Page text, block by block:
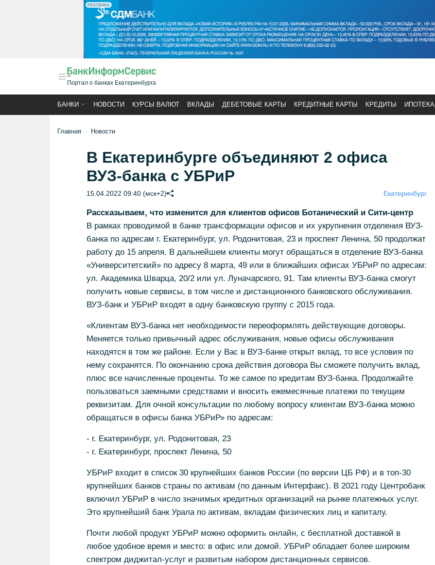
РЕКЛАМА
Портал о банках Екатеринбурга
БАНКИ НОВОСТИ КУРСЫ ВАЛЮТ ВКЛАДЫ ДЕБЕТОВЫЕ КАРТЫ КРЕДИТНЫЕ КАРТЫ КРЕДИТЫ ИПОТЕКА
Главная Новости
В Екатеринбурге объединяют 2 офиса
ВУЗ-банка с УБРиР
15.04.2022 09:40 (мск+2) Екатеринбург
Рассказываем, что изменится для клиентов офисов Ботанический и Сити-центр
В рамках проводимой в банке трансформации офисов и их укрупнения отделения ВУЗ-
банка по адресам г. Екатеринбург, ул. Родонитовая, 23 и проспект Ленина, 50 продолжат
работу до 15 апреля. В дальнейшем клиенты могут обращаться в отделение ВУЗ-банка
«Университетский» по адресу 8 марта, 49 или в ближайших офисах УБРиР по адресам:
ул. Академика Шварца, 20/2 или ул. Луначарского, 91. Там клиенты ВУЗ-банка смогут
получить новые сервисы, в том числе и дистанционного банковского обслуживания.
ВУЗ-банк и УБРиР входят в одну банковскую группу с 2015 года.
«Клиентам ВУЗ-банка нет необходимости переоформлять действующие договоры.
Меняется только привычный адрес обслуживания, новые офисы обслуживания
находятся в том же районе. Если у Вас в ВУЗ-банке открыт вклад, то все условия по
нему сохранятся. По окончанию срока действия договора Вы сможете получить вклад,
плюс все начисленные проценты. То же самое по кредитам ВУЗ-банка. Продолжайте
пользоваться заемными средствами и вносить ежемесячные платежи по текущим
реквизитам. Для очной консультации по любому вопросу клиентам ВУЗ-банка можно
обращаться в офисы банка УБРиР» по адресам:
- г. Екатеринбург, ул. Родонитовая, 23
- г. Екатеринбург, проспект Ленина, 50
УБРиР входит в список 30 крупнейших банков России (по версии ЦБ РФ) и в топ-30
крупнейших банков страны по активам (по данным Интерфакс). В 2021 году Центробанк
включил УБРиР в число значимых кредитных организаций на рынке платежных услуг.
Это крупнейший банк Урала по активам, вкладам физических лиц и капиталу.
Почти любой продукт УБРиР можно оформить онлайн, с бесплатной доставкой в
любое удобное время и место: в офис или домой. УБРиР обладает более широким
спектром диджитал-услуг и развитым набором дистанционных сервисов.